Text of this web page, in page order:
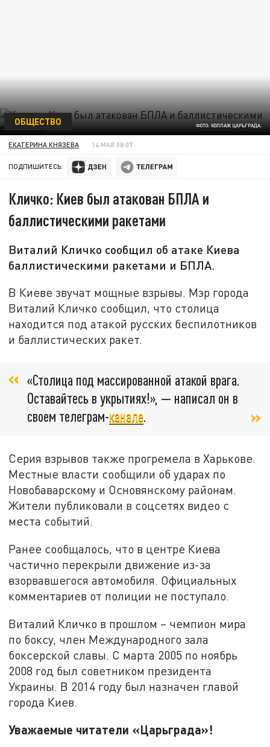
ФОТО: КОЛЛАЖ ЦАРЬГРАДА.
ОБЩЕСТВО
ЕКАТЕРИНА КНЯЗЕВА 14 МАЯ 08:07
ПОДПИШИТЕСЬ:
Кличко: Киев был атакован БПЛА и
баллистическими ракетами
Виталий Кличко сообщил об атаке Киева
баллистическими ракетами и БПЛА.
В Киеве звучат мощные взрывы. Мэр города
Виталий Кличко сообщил, что столица
находится под атакой русских беспилотников
и баллистических ракет.
«Столица под массированной атакой врага.
Оставайтесь в укрытиях!», — написал он в
своем телеграм-канале.
Серия взрывов также прогремела в Харькове.
Местные власти сообщили об ударах по
Новобаварскому и Основянскому районам.
Жители публиковали в соцсетях видео с
места событий.
Ранее сообщалось, что в центре Киева
частично перекрыли движение из-за
взорвавшегося автомобиля. Официальных
комментариев от полиции не поступало.
Виталий Кличко в прошлом – чемпион мира
по боксу, член Международного зала
боксерской славы. С марта 2005 по ноябрь
2008 год был советником президента
Украины. В 2014 году был назначен главой
города Киев.
Уважаемые читатели «Царьграда»!